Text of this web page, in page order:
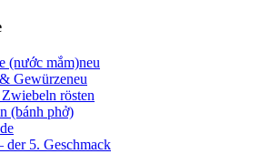
(nước mắm)neu
Gewürzeneu
rösten
(bánh phở)
5. Geschmack